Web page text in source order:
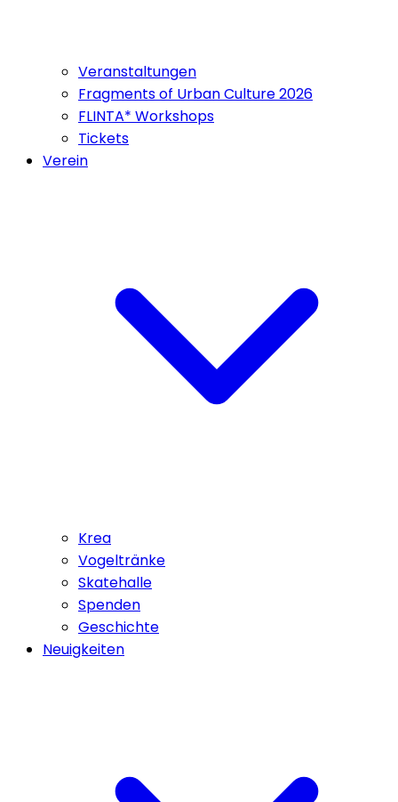
Veranstaltungen
Fragments of Urban Culture 2026
FLINTA* Workshops
Tickets
Verein
Krea
Vogeltränke
Skatehalle
Spenden
Geschichte
Neuigkeiten